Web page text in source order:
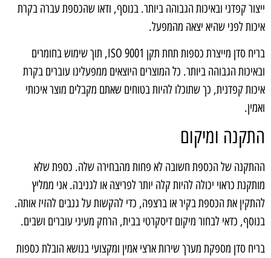
ייצור קפדני ובאיכות הגבוהה ביותר. בנוסף, ודאו שהכספת עברה בקרת
איכות לפני שהיא יצאה מהמפעל.
בריח סדן מייצרת כספות תחת תקן ISO 9001, תוך שימוש בחומרים
ובאיכות הגבוהה ביותר. כל המוצרים היוצאים ממפעלינו עוברים בקרת
איכות קפדנית, כך שתוכלו להיות בטוחים שאתם מקבלים מוצר איכותי
ואמין.
התקנה ומיקום
ההתקנה של הכספת חשובה לא פחות מהבחירה שלה. כספת שלא
מותקנת כראוי יכולה להיות קלה יותר לפריצה או לגניבה. אני ממליץ
להתקין את הכספת בקיר או ברצפה, כדי להקשות על גנבים להזיז אותה.
בנוסף, כדאי לבחור מיקום דיסקרטי בבית, הרחק מעיני עוברים ושבים.
בריח סדן מספקת מערך שירות ארצי אמין ומקצועי בנושא הובלת כספות